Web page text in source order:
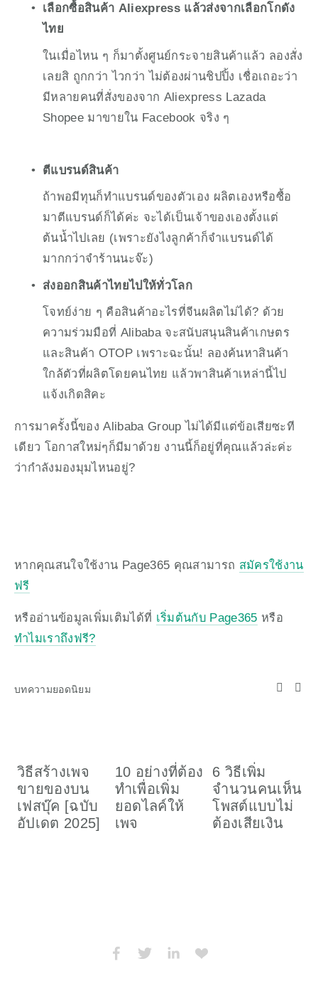
เลือกซื้อสินค้า Aliexpress แล้วส่งจากเลือกโกดัง
ไทย
ในเมื่อไหน ๆ ก็มาตั้งศูนย์กระจายสินค้าแล้ว ลองสั่ง
เลยสิ ถูกกว่า ไวกว่า ไม่ต้องผ่านชิปปิ้ง เชื่อเถอะว่า
มีหลายคนที่สั่งของจาก Aliexpress Lazada
Shopee มาขายใน Facebook จริง ๆ
ตีแบรนด์สินค้า
ถ้าพอมีทุนก็ทำแบรนด์ของตัวเอง ผลิตเองหรือซื้อ
มาตีแบรนด์ก็ได้ค่ะ จะได้เป็นเจ้าของเองตั้งแต่
ต้นน้ำไปเลย (เพราะยังไงลูกค้าก็จำแบรนด์ได้
มากกว่าจำร้านนะจ๊ะ)
ส่งออกสินค้าไทยไปให้ทั่วโลก
โจทย์ง่าย ๆ คือสินค้าอะไรที่จีนผลิตไม่ได้? ด้วย
ความร่วมมือที่ Alibaba จะสนับสนุนสินค้าเกษตร
และสินค้า OTOP เพราะฉะนั้น! ลองค้นหาสินค้า
ใกล้ตัวที่ผลิตโดยคนไทย แล้วพาสินค้าเหล่านี้ไป
แจ้งเกิดสิคะ
การมาครั้งนี้ของ Alibaba Group ไม่ได้มีแต่ข้อเสียซะที
เดียว โอกาสใหม่ๆก็มีมาด้วย งานนี้ก็อยู่ที่คุณแล้วล่ะค่ะ
ว่ากำลังมองมุมไหนอยู่?
หากคุณสนใจใช้งาน Page365 คุณสามารถ สมัครใช้งาน
ฟรี
หรืออ่านข้อมูลเพิ่มเติมได้ที่ เริ่มต้นกับ Page365
ทำไมเราถึงฟรี?
บทความยอดนิยม
วิธีสร้างเพจ
ขายของบน
เฟสบุ๊ค [ฉบับ
อัปเดต 2025]
10 อย่างที่ต้อง
ทำเพื่อเพิ่ม
ยอดไลค์ให้
เพจ
6 วิธีเพิ่ม
จำนวนคนเห็น
โพสต์แบบไม่
ต้องเสียเงิน